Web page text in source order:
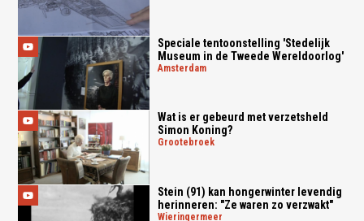
Speciale tentoonstelling 'Stedelijk
Museum in de Tweede Wereldoorlog'
amsterdam
Wat is er gebeurd met verzetsheld
Simon Koning?
grootebroek
Stein (91) kan hongerwinter levendig
herinneren: "Ze waren zo verzwakt"
wieringermeer